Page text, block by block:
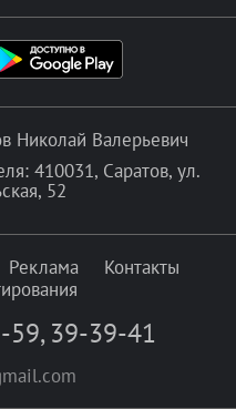
Николай Валерьевич
410031, Саратов, ул.
52
Реклама
Контакты
59, 39-39-41